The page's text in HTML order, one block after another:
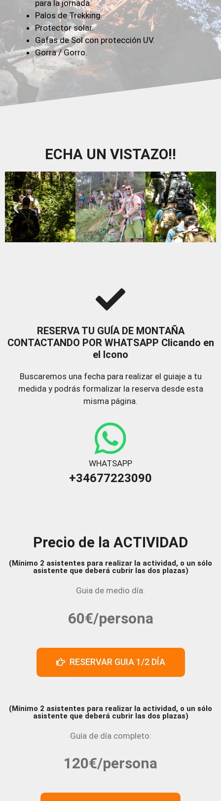
para la jornada.
Palos de Trekking.
Protector solar.
Gafas de Sol con protección UV.
Gorra / Gorro.
ECHA UN VISTAZO!!
RESERVA TU GUÍA DE MONTAÑA
CONTACTANDO POR WHATSAPP Clicando en
el Icono
Buscaremos una fecha para realizar el guiaje a tu
medida y podrás formalizar la reserva desde esta
misma página.
WHATSAPP
+34677223090
Precio de la ACTIVIDAD
(Mínimo 2 asistentes para realizar la actividad, o un sólo
asistente que deberá cubrir las dos plazas)
Guia de medio día:
60€/persona
RESERVAR GUIA 1/2 DÍA
(Mínimo 2 asistentes para realizar la actividad, o un sólo
asistente que deberá cubrir las dos plazas)
Guía de día completo:
120€/persona